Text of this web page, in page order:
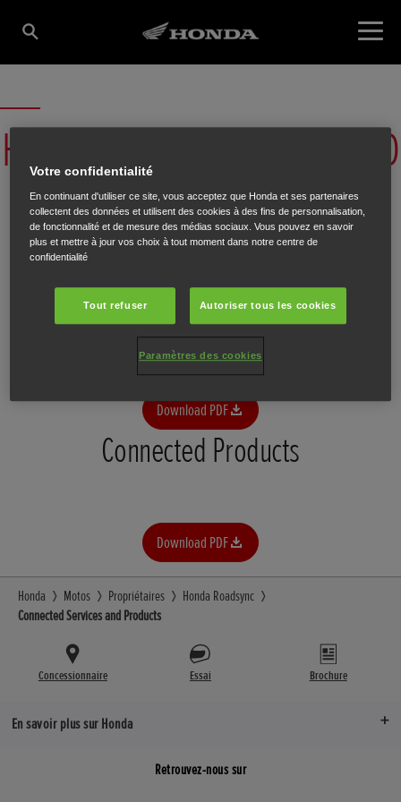
HONDA ROADSYNC CONNECTED
SERVICES AND PRODUCTS
Connected Services
Download PDF
Connected Products
Download PDF
Honda Motos Propriétaires
Honda Roadsync
Connected Services and Products
Concessionnaire Essai Brochure
En savoir plus sur Honda
Retrouvez-nous sur
Votre confidentialité
En continuant d'utiliser ce site, vous acceptez que Honda et ses partenaires
collectent des données et utilisent des cookies à des fins de personnalisation,
de fonctionnalité et de mesure des médias sociaux. Vous pouvez en savoir
plus et mettre à jour vos choix à tout moment dans notre centre de
confidentialité
Tout refuser Autoriser tous les cookies
Paramètres des cookies